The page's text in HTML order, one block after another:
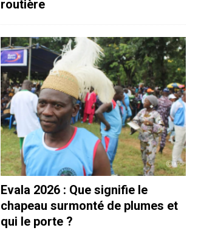
routière
Evala 2026 : Que signifie le
chapeau surmonté de plumes et
qui le porte ?